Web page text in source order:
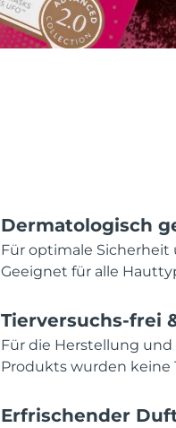
Dermatologisch
Für optimale
Geeignet für alle
Tierversuchs-frei
Für die Herstellung
Produkts wurden keine
Erfrischender